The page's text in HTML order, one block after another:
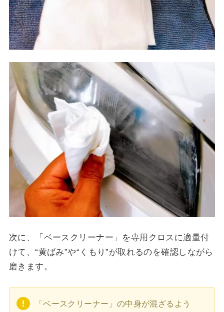
次に、「ベースクリーナー」を専用クロスに適量付
けて、“黄ばみ”や“くもり”が取れるのを確認しながら
磨きます。
「ベースクリーナー」の中身が混ざるよう